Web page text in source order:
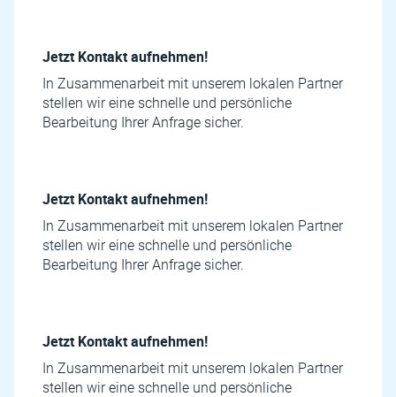
Jetzt Kontakt aufnehmen!
In Zusammenarbeit mit unserem lokalen Partner
stellen wir eine schnelle und persönliche
Bearbeitung Ihrer Anfrage sicher.
Jetzt Kontakt aufnehmen!
In Zusammenarbeit mit unserem lokalen Partner
stellen wir eine schnelle und persönliche
Bearbeitung Ihrer Anfrage sicher.
Jetzt Kontakt aufnehmen!
In Zusammenarbeit mit unserem lokalen Partner
stellen wir eine schnelle und persönliche